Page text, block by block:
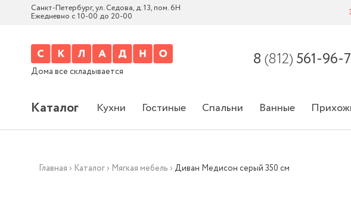
Санкт-Петербург, ул. Седова, д. 13, пом. 6Н
Ежедневно с 10-00 до 20-00
Дома все складывается
8 (812) 561-96-
Каталог Кухни Гостиные Спальни Ванные
Главная › Каталог › Мягкая мебель ›Диван Медисон серый 350 см